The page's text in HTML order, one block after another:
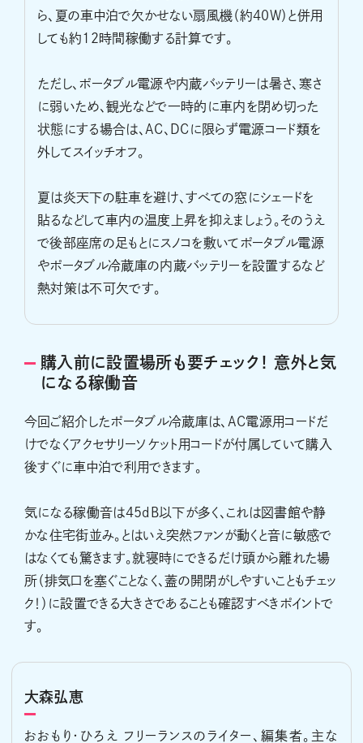
ら、夏の車中泊で欠かせない扇風機（約40W）と併用
しても約12時間稼働する計算です。
ただし、ポータブル電源や内蔵バッテリーは暑さ、寒さ
に弱いため、観光などで一時的に車内を閉め切った
状態にする場合は、AC、DCに限らず電源コード類を
外してスイッチオフ。
夏は炎天下の駐車を避け、すべての窓にシェードを
貼るなどして車内の温度上昇を抑えましょう。そのうえ
で後部座席の足もとにスノコを敷いてポータブル電源
やポータブル冷蔵庫の内蔵バッテリーを設置するなど
熱対策は不可欠です。
購入前に設置場所も要チェック！ 意外と気
になる稼働音
今回ご紹介したポータブル冷蔵庫は、AC電源用コードだ
けでなくアクセサリーソケット用コードが付属していて購入
後すぐに車中泊で利用できます。
気になる稼働音は45dB以下が多く、これは図書館や静
かな住宅街並み。とはいえ突然ファンが動くと音に敏感で
はなくても驚きます。就寝時にできるだけ頭から離れた場
所（排気口を塞ぐことなく、蓋の開閉がしやすいこともチェッ
ク！）に設置できる大きさであることも確認すべきポイントで
す。
大森弘恵
おおもり・ひろえ フリーランスのライター、編集者。主な